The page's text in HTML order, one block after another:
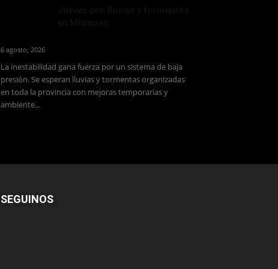
6 agosto, 2026
La inestabilidad gana fuerza por un sistema de baja
presión. Se esperan lluvias y tormentas organizadas
en toda la provincia con mejoras temporarias y
ambiente...
SEGUINOS